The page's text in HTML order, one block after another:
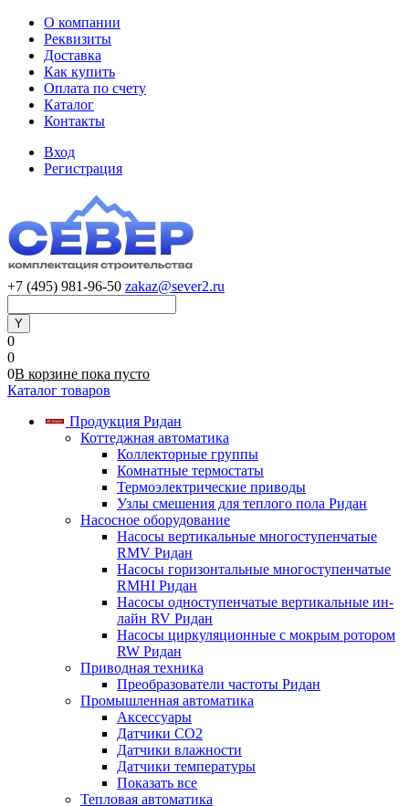
О компании
Реквизиты
Доставка
Как купить
Оплата по счету
Каталог
Контакты
Вход
Регистрация
+7 (495) 981-96-50 zakaz@sever2.ru
0
0
0В корзине пока пусто
Каталог товаров
Продукция Ридан
Коттеджная автоматика
Коллекторные группы
Комнатные термостаты
Термоэлектрические приводы
Узлы смешения для теплого пола Ридан
Насосное оборудование
Насосы вертикальные многоступенчатые
RMV Ридан
Насосы горизонтальные многоступенчатые
RMHI Ридан
Насосы одноступенчатые вертикальные ин-
лайн RV Ридан
Насосы циркуляционные с мокрым ротором
RW Ридан
Приводная техника
Преобразователи частоты Ридан
Промышленная автоматика
Аксессуары
Датчики CO2
Датчики влажности
Датчики температуры
Показать все
Тепловая автоматика